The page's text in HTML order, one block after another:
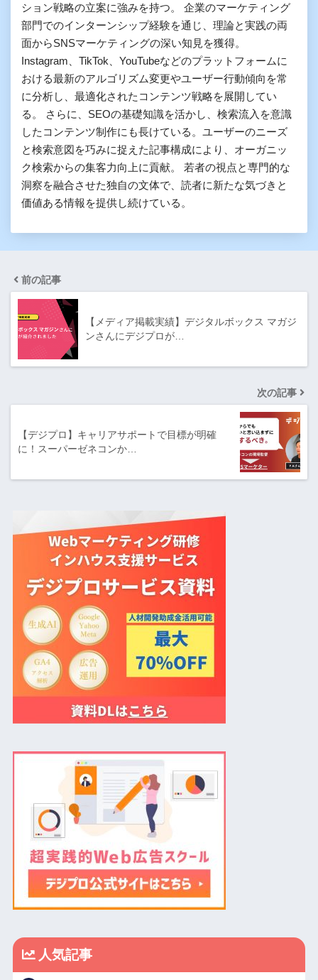
ション戦略の立案に強みを持つ。 企業のマーケティング
部門でのインターンシップ経験を通じ、理論と実践の両
面からSNSマーケティングの深い知見を獲得。
Instagram、TikTok、YouTubeなどのプラットフォームに
おける最新のアルゴリズム変更やユーザー行動傾向を常
に分析し、最適化されたコンテンツ戦略を展開してい
る。 さらに、SEOの基礎知識を活かし、検索流入を意識
したコンテンツ制作にも長けている。ユーザーのニーズ
と検索意図を巧みに捉えた記事構成により、オーガニッ
ク検索からの集客力向上に貢献。 若者の視点と専門的な
洞察を融合させた独自の文体で、読者に新たな気づきと
価値ある情報を提供し続けている。
前の記事
【メディア掲載実績】デジタルボックス マガジ
ンさんにデジプロが…
次の記事
【デジプロ】キャリアサポートで目標が明確
に！スーパーゼネコンか…
人気記事